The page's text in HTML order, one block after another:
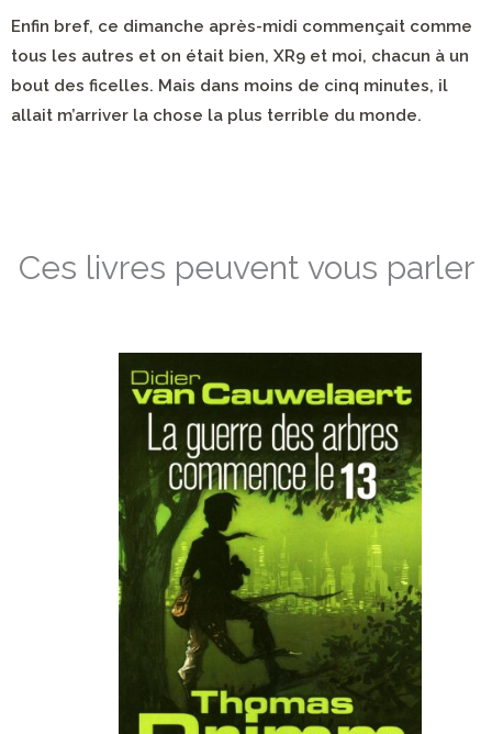
Enfin bref, ce dimanche après-midi commençait comme
tous les autres et on était bien, XR9 et moi, chacun à un
bout des ficelles. Mais dans moins de cinq minutes, il
allait m’arriver la chose la plus terrible du monde.
Ces livres peuvent vous parler